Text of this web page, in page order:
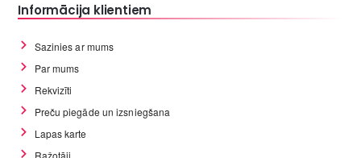
Informācija klientiem
Sazinies ar mums
Par mums
Rekvizīti
Preču piegāde un izsniegšana
Lapas karte
Ražotāji